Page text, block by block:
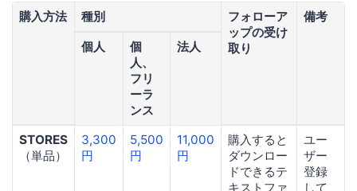
購入方法 種別
フォローア
ップの受け
取り
備考
個人
個
人、
フリ
ーラ
ンス
法人
STORES
（単品）
3,300
円
5,500
円
11,000
円
購入すると
ダウンロー
ドできるテ
キストファ
ユー
ザー
登録
して